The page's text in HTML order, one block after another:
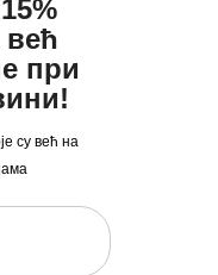
већ
при
су већ на